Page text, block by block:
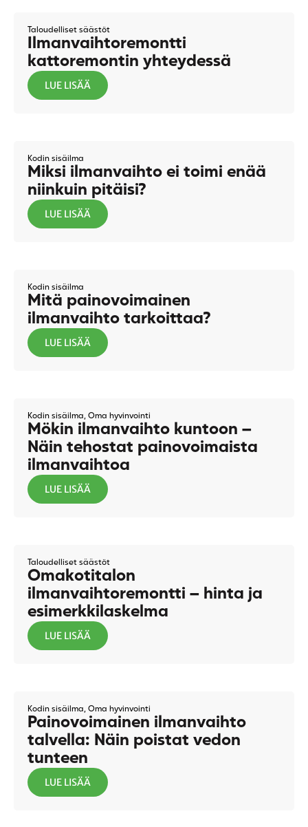
Taloudelliset säästöt
Ilmanvaihtoremontti
kattoremontin yhteydessä
LUE LISÄÄ
Kodin sisäilma
Miksi ilmanvaihto ei toimi enää
niinkuin pitäisi?
LUE LISÄÄ
Kodin sisäilma
Mitä painovoimainen
ilmanvaihto tarkoittaa?
LUE LISÄÄ
Kodin sisäilma, Oma hyvinvointi
Mökin ilmanvaihto kuntoon –
Näin tehostat painovoimaista
ilmanvaihtoa
LUE LISÄÄ
Taloudelliset säästöt
Omakotitalon
ilmanvaihtoremontti – hinta ja
esimerkkilaskelma
LUE LISÄÄ
Kodin sisäilma, Oma hyvinvointi
Painovoimainen ilmanvaihto
talvella: Näin poistat vedon
tunteen
LUE LISÄÄ